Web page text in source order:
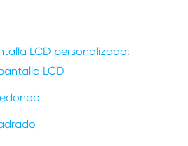
LCD personalizado:
LCD